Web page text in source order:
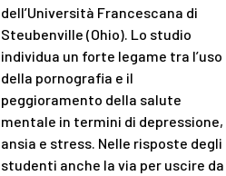
dell’Università Francescana di
Steubenville (Ohio). Lo studio
individua un forte legame tra l’uso
della pornografia e il
peggioramento della salute
mentale in termini di depressione,
ansia e stress. Nelle risposte degli
studenti anche la via per uscire da